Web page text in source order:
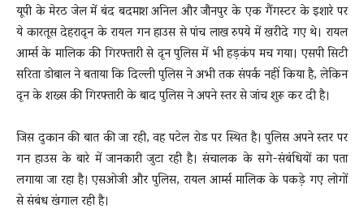
यूपी के मेरठ जेल में बंद बदमाश अनिल और जौनपुर के एक गैंगस्टर के इशारे पर
ये कारतूस देहरादून के रायल गन हाउस से पांच लाख रुपये में खरीदे गए थे। रायल
आर्म्स के मालिक की गिरफ्तारी से दून पुलिस में भी हड़कंप मच गया। एसपी सिटी
सरिता डोबाल ने बताया कि दिल्ली पुलिस ने अभी तक संपर्क नहीं किया है, लेकिन
दून के शख्स की गिरफ्तारी के बाद पुलिस ने अपने स्तर से जांच शुरू कर दी है।
जिस दुकान की बात की जा रही, वह पटेल रोड पर स्थित है। पुलिस अपने स्तर पर
गन हाउस के बारे में जानकारी जुटा रही है। संचालक के सगे-संबंधियों का पता
लगाया जा रहा है। एसओजी और पुलिस, रायल आर्म्स मालिक के पकड़े गए लोगों
से संबंध खंगाल रही है।